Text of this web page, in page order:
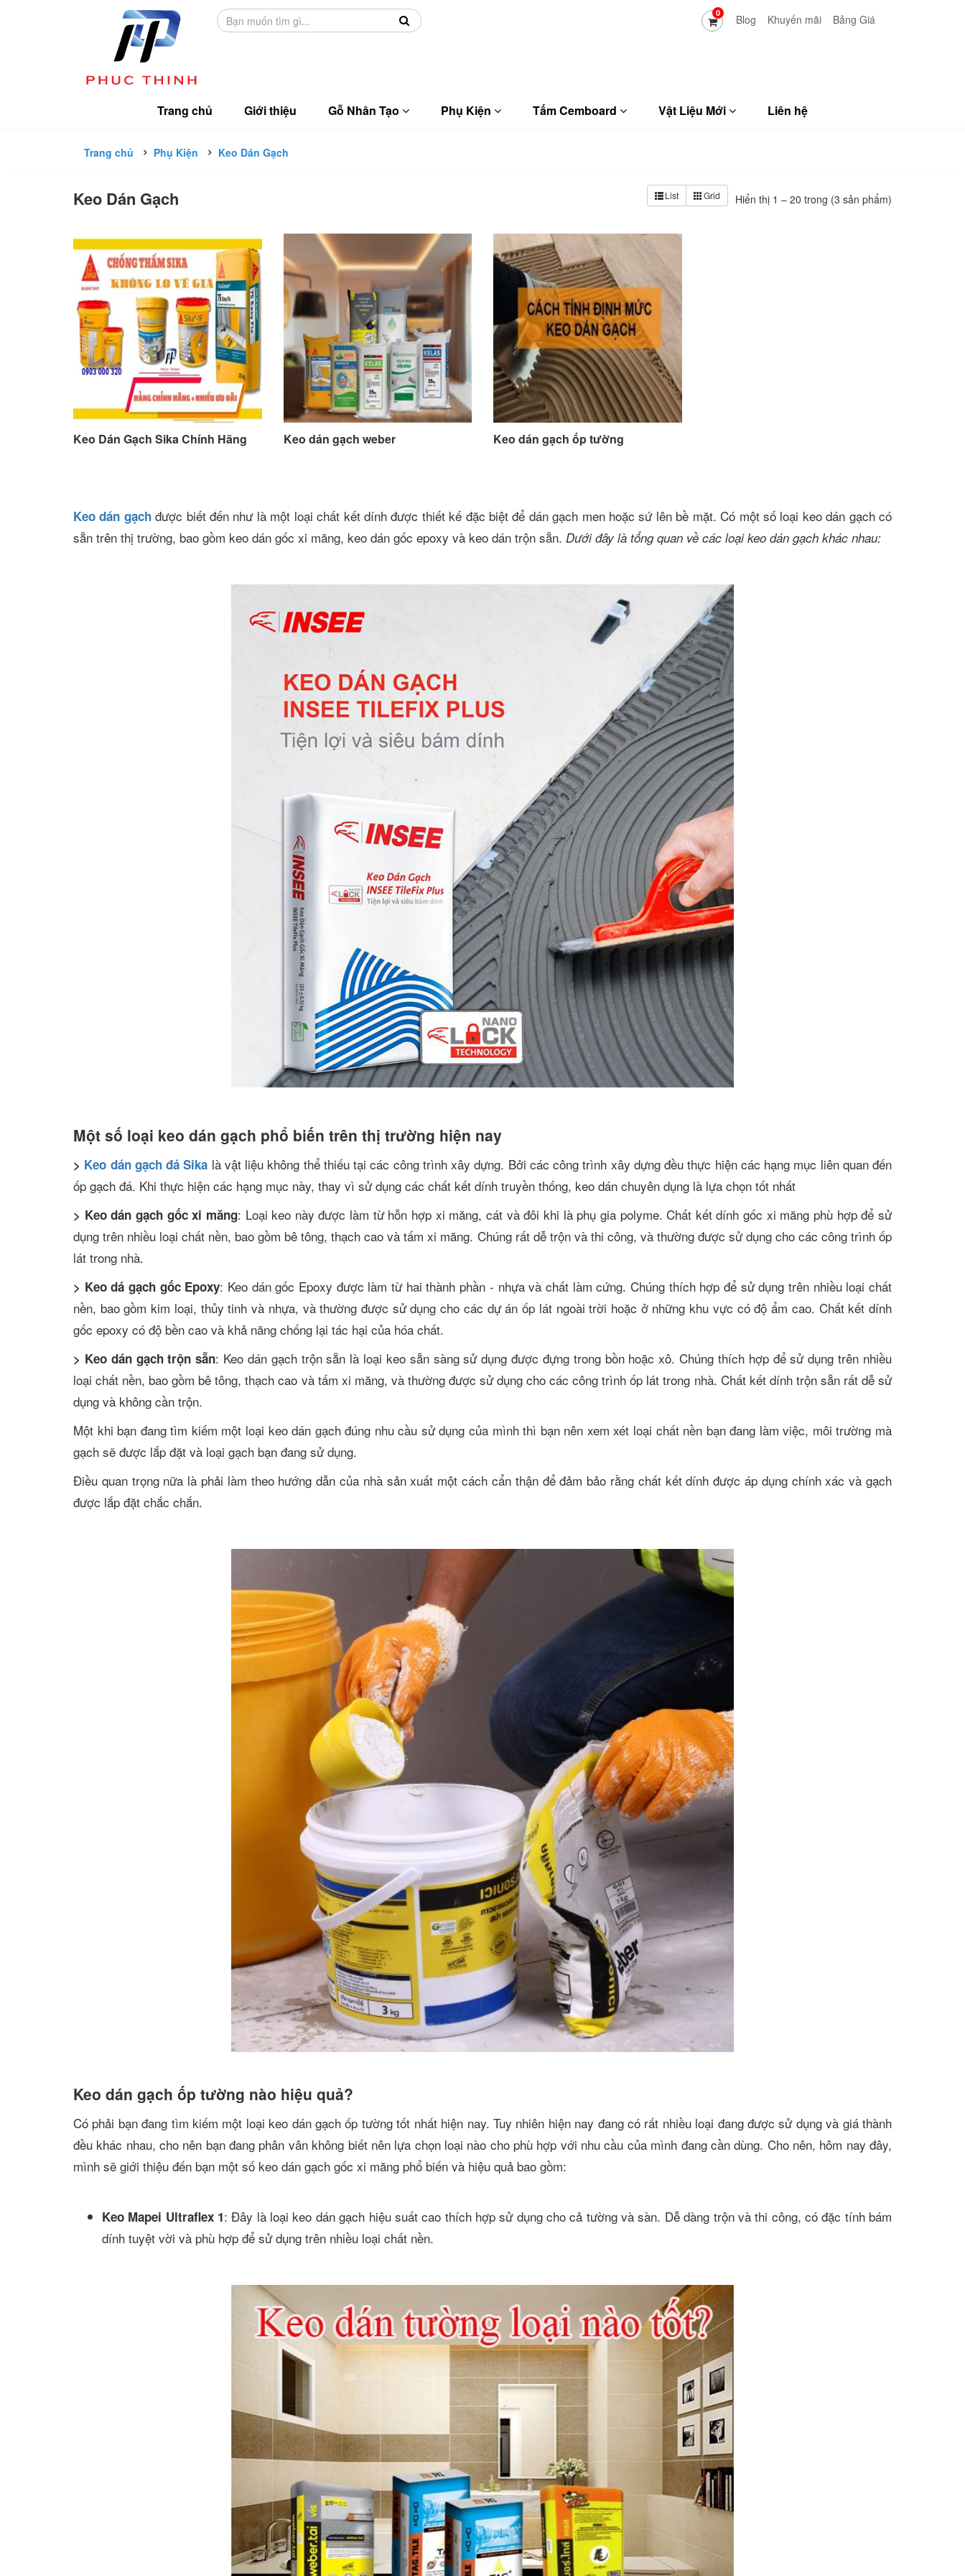
0 Blog Khuyến mãi Bảng Giá
Trang chủ Giới thiệu Gỗ Nhân Tạo Phụ Kiện Tấm Cemboard Vật Liệu Mới Liên hệ
Trang chủ Phụ Kiện Keo Dán Gạch
Keo Dán Gạch Hiển thị 1 – 20 trong (3 sản phẩm)
List Grid
Keo Dán Gạch Sika Chính Hãng Keo dán gạch weber Keo dán gạch ốp tường
Keo dán gạchđược biết đến như là một loại chất kết dính được thiết kế đặc biệt để dán gạch men hoặc sứ lên bề mặt. Có một số loại keo dán gạch có
sẵn trên thị trường, bao gồm keo dán gốc xi măng, keo dán gốc epoxy và keo dán trộn sẵn. Dưới đây là tổng quan về các loại keo dán gạch khác nhau:
Một số loại keo dán gạch phổ biến trên thị trường hiện nay
> Keo dán gạch đá Sika là vật liệu không thể thiếu tại các công trình xây dựng. Bởi các công trình xây dựng đều thực hiện các hạng mục liên quan đến
ốp gạch đá. Khi thực hiện các hạng mục này, thay vì sử dụng các chất kết dính truyền thống, keo dán chuyên dụng là lựa chọn tốt nhất
> Keo dán gạch gốc xi măng: Loại keo này được làm từ hỗn hợp xi măng, cát và đôi khi là phụ gia polyme. Chất kết dính gốc xi măng phù hợp để sử
dụng trên nhiều loại chất nền, bao gồm bê tông, thạch cao và tấm xi măng. Chúng rất dễ trộn và thi công, và thường được sử dụng cho các công trình ốp
lát trong nhà.
> Keo dá gạch gốc Epoxy: Keo dán gốc Epoxy được làm từ hai thành phần - nhựa và chất làm cứng. Chúng thích hợp để sử dụng trên nhiều loại chất
nền, bao gồm kim loại, thủy tinh và nhựa, và thường được sử dụng cho các dự án ốp lát ngoài trời hoặc ở những khu vực có độ ẩm cao. Chất kết dính
gốc epoxy có độ bền cao và khả năng chống lại tác hại của hóa chất.
> Keo dán gạch trộn sẵn: Keo dán gạch trộn sẵn là loại keo sẵn sàng sử dụng được đựng trong bồn hoặc xô. Chúng thích hợp để sử dụng trên nhiều
loại chất nền, bao gồm bê tông, thạch cao và tấm xi măng, và thường được sử dụng cho các công trình ốp lát trong nhà. Chất kết dính trộn sẵn rất dễ sử
dụng và không cần trộn.
Một khi bạn đang tìm kiếm một loại keo dán gạch đúng nhu cầu sử dụng của mình thì bạn nên xem xét loại chất nền bạn đang làm việc, môi trường mà
gạch sẽ được lắp đặt và loại gạch bạn đang sử dụng.
Điều quan trọng nữa là phải làm theo hướng dẫn của nhà sản xuất một cách cẩn thận để đảm bảo rằng chất kết dính được áp dụng chính xác và gạch
được lắp đặt chắc chắn.
Keo dán gạch ốp tường nào hiệu quả?
Có phải bạn đang tìm kiếm một loại keo dán gạch ốp tường tốt nhất hiện nay. Tuy nhiên hiện nay đang có rất nhiều loại đang được sử dụng và giá thành
đều khác nhau, cho nên bạn đang phân vân không biết nên lựa chọn loại nào cho phù hợp với nhu cầu của mình đang cần dùng. Cho nên, hôm nay đây,
mình sẽ giới thiệu đến bạn một số keo dán gạch gốc xi măng phổ biến và hiệu quả bao gồm:
Keo Mapei Ultraflex 1: Đây là loại keo dán gạch hiệu suất cao thích hợp sử dụng cho cả tường và sàn. Dễ dàng trộn và thi công, có đặc tính bám
dính tuyệt vời và phù hợp để sử dụng trên nhiều loại chất nền.